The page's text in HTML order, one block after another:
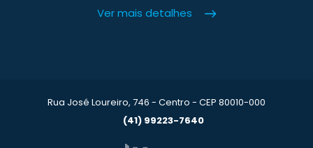
Ver mais detalhes
Rua José Loureiro, 746 - Centro - CEP 80010-000
(41) 99223-7640